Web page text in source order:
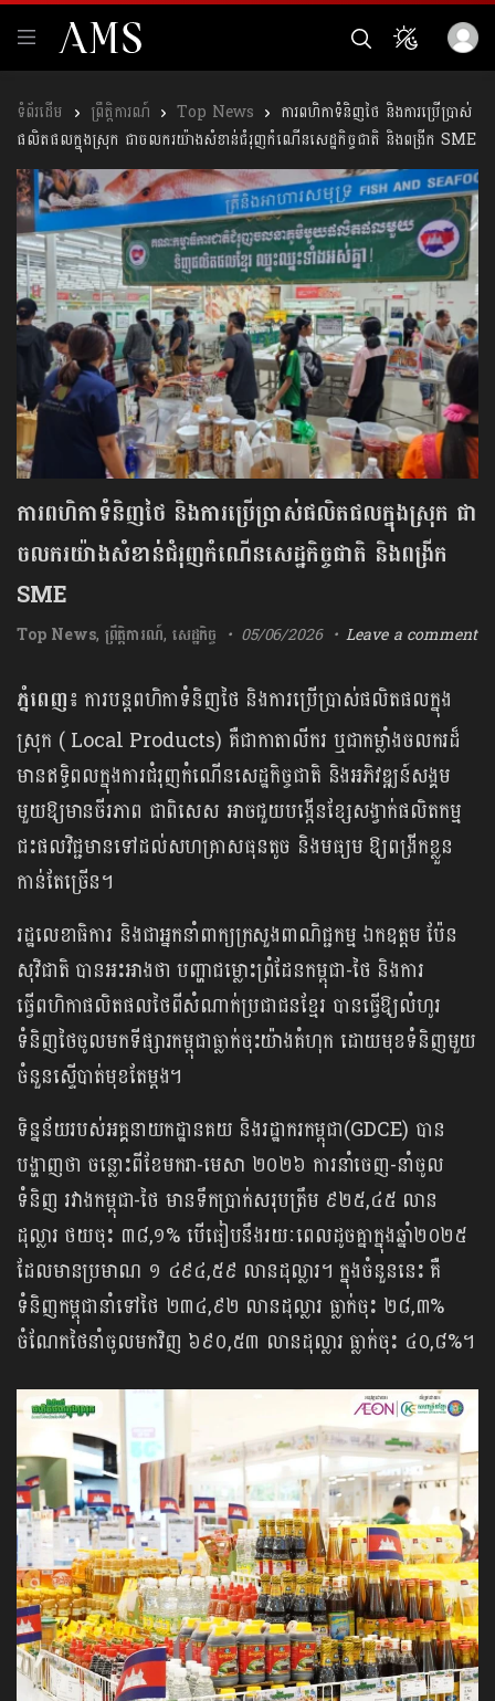
ព្រឹត្តិការណ៍ Top News
ការពហិកាទំនិញថៃ និងការប្រើប្រាស់
ផលិតផលក្នុងស្រុក ជាចលករយ៉ាងសំខាន់ជំរុញកំណើនសេដ្ឋកិច្ចជាតិ និងពង្រីក SME
ការពហិកាទំនិញថៃ និងការប្រើប្រាស់ផលិតផលក្នុងស្រុក ជា
ចលករយ៉ាងសំខាន់ជំរុញកំណើនសេដ្ឋកិច្ចជាតិ និងពង្រីក
SME
Top News, ព្រឹត្តិការណ៍, សេដ្ឋកិច្ច 05/06/2026 Leave a comment
ភ្នំពេញ៖ ការបន្តពហិកាទំនិញថៃ និងការប្រើប្រាស់ផលិតផលក្នុង
ស្រុក ( Local Products) គឺជាកាតាលីករ ឬជាកម្លាំងចលករដ៏
មានឥទ្ធិពលក្នុងការជំរុញកំណើនសេដ្ឋកិច្ចជាតិ និងអភិវឌ្ឍន៍សង្គម
មួយឱ្យមានចីរភាព ជាពិសេស អាចជួយបង្កើនខ្សែសង្វាក់ផលិតកម្ម
ជះផលវិជ្ជមានទៅដល់សហគ្រាសធុនតូច និងមធ្យម ឱ្យពង្រីកខ្លួន
កាន់តែច្រើន។
រដ្ឋលេខាធិការ និងជាអ្នកនាំពាក្យក្រសួងពាណិជ្ជកម្ម ឯកឧត្តម ប៉ែន
សុវិជាតិ បានអះអាងថា បញ្ហាជម្លោះព្រំដែនកម្ពុជា-ថៃ និងការ
ធ្វើពហិកាផលិតផលថៃពីសំណាក់ប្រជាជនខ្មែរ បានធ្វើឱ្យលំហូរ
ទំនិញថៃចូលមកទីផ្សារកម្ពុជាធ្លាក់ចុះយ៉ាងគំហុក ដោយមុខទំនិញមួយ
ចំនួនស្ទើបាត់មុខតែម្តង។
ទិន្នន័យរបស់អគ្គនាយកដ្ឋានគយ និងរដ្ឋាករកម្ពុជា(GDCE) បាន
បង្ហាញថា ចន្លោះពីខែមករា-មេសា ២០២៦ ការនាំចេញ-នាំចូល
ទំនិញ រវាងកម្ពុជា-ថៃ មានទឹកប្រាក់សរុបត្រឹម ៩២៥,៤៥ លាន
ដុល្លារ ថយចុះ ៣៨,១% បើធៀបនឹងរយៈពេលដូចគ្នាក្នុងឆ្នាំ២០២៥
ដែលមានប្រមាណ ១ ៤៩៤,៥៩ លានដុល្លារ។ ក្នុងចំនួននេះ គឺ
ទំនិញកម្ពុជានាំទៅថៃ ២៣៤,៩២ លានដុល្លារ ធ្លាក់ចុះ ២៨,៣%
ចំណែកថៃនាំចូលមកវិញ ៦៩០,៥៣ លានដុល្លារ ធ្លាក់ចុះ ៤០,៨%។